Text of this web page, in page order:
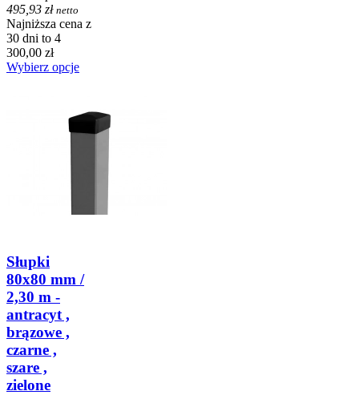
495,93 zł netto
Najniższa cena z
30 dni to 4
300,00 zł
Wybierz opcje
Słupki
80x80 mm /
2,30 m -
antracyt ,
brązowe ,
czarne ,
szare ,
zielone